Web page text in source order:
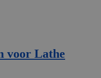
voor Lathe